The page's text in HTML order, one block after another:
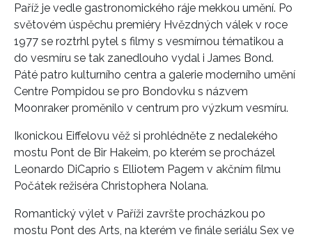
Paříž je vedle gastronomického ráje mekkou umění. Po
světovém úspěchu premiéry Hvězdných válek v roce
1977 se roztrhl pytel s filmy s vesmírnou tématikou a
do vesmíru se tak zanedlouho vydal i James Bond.
Páté patro kulturního centra a galerie moderního umění
Centre Pompidou se pro Bondovku s názvem
Moonraker proměnilo v centrum pro výzkum vesmíru.
Ikonickou Eiffelovu věž si prohlédněte z nedalekého
mostu Pont de Bir Hakeim, po kterém se procházel
Leonardo DiCaprio s Elliotem Pagem v akčním filmu
Počátek režiséra Christophera Nolana.
Romantický výlet v Paříži završte procházkou po
mostu Pont des Arts, na kterém ve finále seriálu Sex ve